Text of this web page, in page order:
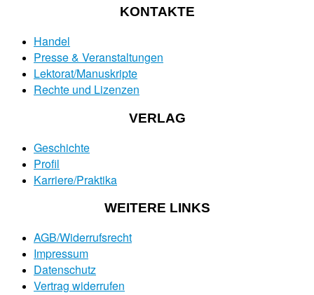
KONTAKTE
Handel
Presse & Veranstaltungen
Lektorat/Manuskripte
Rechte und Lizenzen
VERLAG
Geschichte
Profil
Karriere/Praktika
WEITERE LINKS
AGB/Widerrufsrecht
Impressum
Datenschutz
Vertrag widerrufen